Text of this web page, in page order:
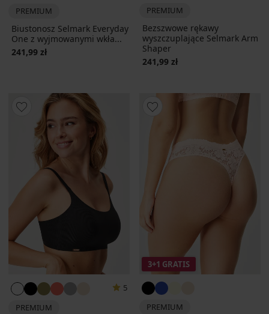
PREMIUM
Biustonosz Selmark Everyday
One z wyjmowanymi wkła...
241,99 zł
PREMIUM
Bezszwowe rękawy
wyszczuplające Selmark Arm
Shaper
241,99 zł
5
PREMIUM
3+1 GRATIS
PREMIUM